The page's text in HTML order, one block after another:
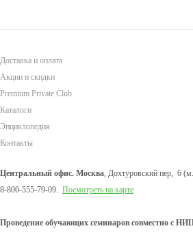
Доставка и оплата
Акции и скидки
Premium Private Club
Каталоги
Энциклопедия
Контакты
Центральный офис. Москва, Дохтуровский пер, 6
8-800-555-79-09. Посмотреть на карте
Проведение обучающих семинаров совместно с